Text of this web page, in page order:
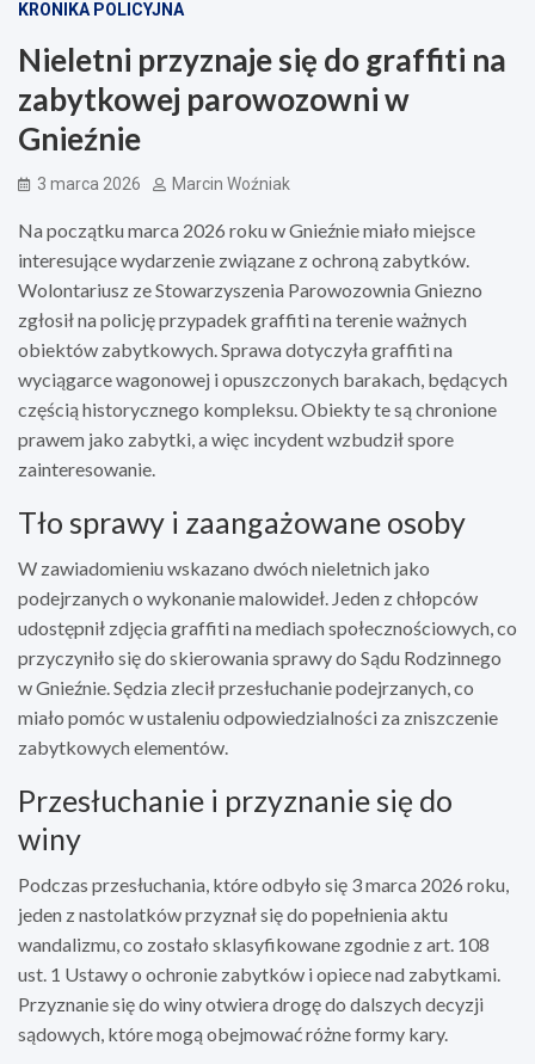
KRONIKA POLICYJNA
Nieletni przyznaje się do graffiti na
zabytkowej parowozowni w
Gnieźnie
3 marca 2026 Marcin Woźniak
Na początku marca 2026 roku w Gnieźnie miało miejsce
interesujące wydarzenie związane z ochroną zabytków.
Wolontariusz ze Stowarzyszenia Parowozownia Gniezno
zgłosił na policję przypadek graffiti na terenie ważnych
obiektów zabytkowych. Sprawa dotyczyła graffiti na
wyciągarce wagonowej i opuszczonych barakach, będących
częścią historycznego kompleksu. Obiekty te są chronione
prawem jako zabytki, a więc incydent wzbudził spore
zainteresowanie.
Tło sprawy i zaangażowane osoby
W zawiadomieniu wskazano dwóch nieletnich jako
podejrzanych o wykonanie malowideł. Jeden z chłopców
udostępnił zdjęcia graffiti na mediach społecznościowych, co
przyczyniło się do skierowania sprawy do Sądu Rodzinnego
w Gnieźnie. Sędzia zlecił przesłuchanie podejrzanych, co
miało pomóc w ustaleniu odpowiedzialności za zniszczenie
zabytkowych elementów.
Przesłuchanie i przyznanie się do
winy
Podczas przesłuchania, które odbyło się 3 marca 2026 roku,
jeden z nastolatków przyznał się do popełnienia aktu
wandalizmu, co zostało sklasyfikowane zgodnie z art. 108
ust. 1 Ustawy o ochronie zabytków i opiece nad zabytkami.
Przyznanie się do winy otwiera drogę do dalszych decyzji
sądowych, które mogą obejmować różne formy kary.